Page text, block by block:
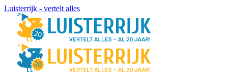
Luisterrijk - vertelt alles